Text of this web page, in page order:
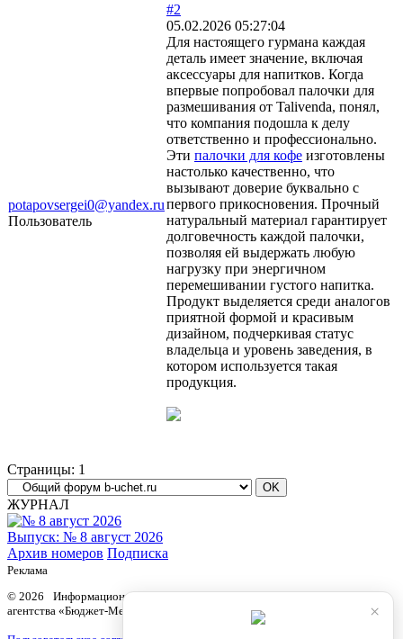
potapovsergei0@yandex.ru
Пользователь
#2
05.02.2026 05:27:04
Для настоящего гурмана каждая
деталь имеет значение, включая
аксессуары для напитков. Когда
впервые попробовал палочки для
размешивания от Talivenda, понял,
что компания подошла к делу
ответственно и профессионально.
Эти палочки для кофе изготовлены
настолько качественно, что
вызывают доверие буквально с
первого прикосновения. Прочный
натуральный материал гарантирует
долговечность каждой палочки,
позволяя ей выдержать любую
нагрузку при энергичном
перемешивании густого напитка.
Продукт выделяется среди аналогов
приятной формой и красивым
дизайном, подчеркивая статус
владельца и уровень заведения, в
котором используется такая
продукция.
Страницы: 1
ЖУРНАЛ
Выпуск: № 8 август 2026
Архив номеров Подписка
Реклама
© 2026 Информационный продукт «Бюджетный учет» информационного
агентства «Бюджет-Медиа»
×